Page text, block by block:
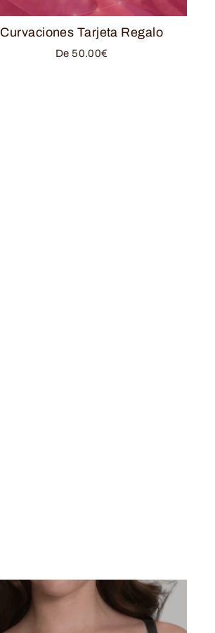
Curvaciones Tarjeta Regalo
De 50.00€